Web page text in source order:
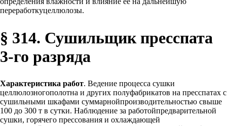
переработкуцеллюлозы.
§ 314. Сушильщик пресспата
3-го разряда
Характеристика работ. Ведение процесса сушки
целлюлозногополотна и других полуфабрикатов на пресспатах с
сушильными шкафами суммарнойпроизводительностью свыше
100 до 300 т в сутки. Наблюдение за работойпредварительной
сушки, горячего прессования и охлаждающей